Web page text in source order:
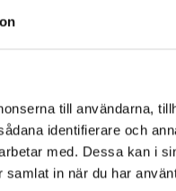
till användarna,
identifierare och
med. Dessa kan i
in när du har
Skaftdammsugare
UVC130959